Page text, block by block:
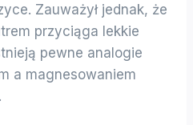
Zauważył jednak, że
przyciąga lekkie
pewne analogie
a magnesowaniem